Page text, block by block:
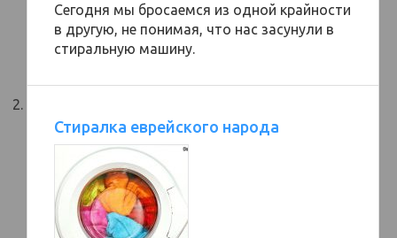
Сегодня мы бросаемся из одной крайности
в другую, не понимая, что нас засунули в
стиральную машину.
Стиралка еврейского народа